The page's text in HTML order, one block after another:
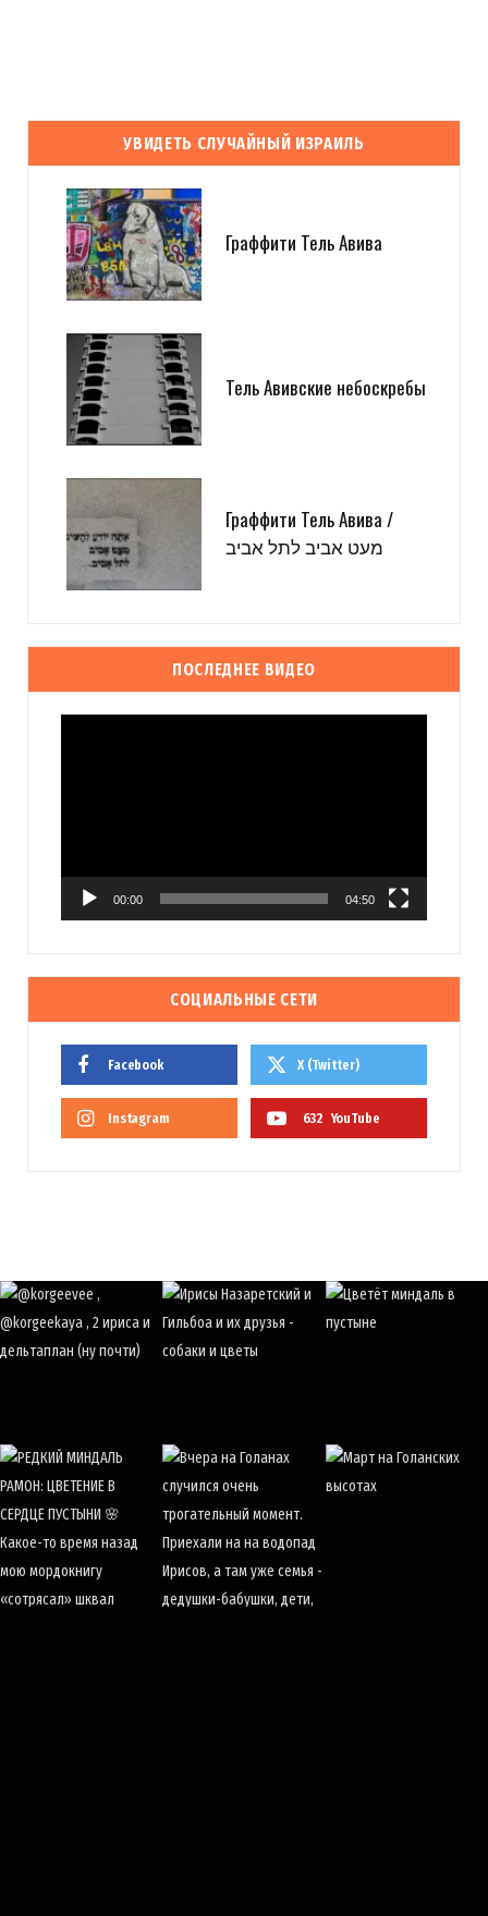
УВИДЕТЬ СЛУЧАЙНЫЙ ИЗРАИЛЬ
Граффити Тель Авива
Тель Авивские небоскребы
Граффити Тель Авива /
מעט אביב לתל אביב
ПОСЛЕДНЕЕ ВИДЕО
00:00 04:50
СОЦИАЛЬНЫЕ СЕТИ
Facebook X (Twitter)
Instagram 632 YouTube